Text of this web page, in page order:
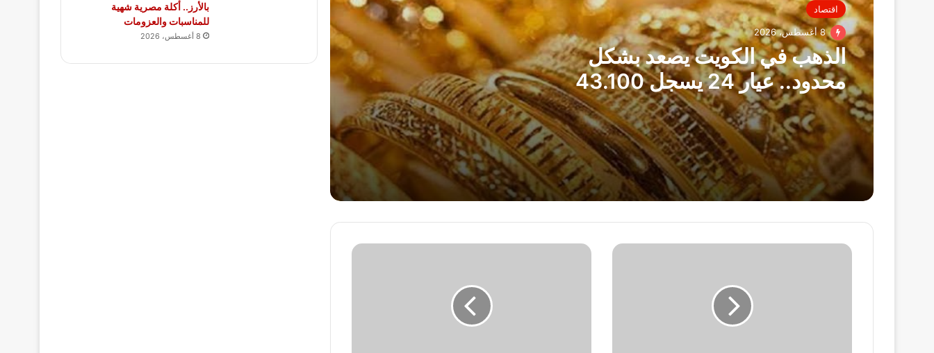
اقتصاد
8 أغسطس، 2026
الذهب في الكويت يصعد بشكل
محدود.. عيار 24 يسجل 43.100
دينار
تيسيرات جديدة للشركات.. تعديلات على
ضوابط التمويل بالعملة الأجنبية
أسعار النفط تتراجع عالميًا.. خام برنت عند
79.07 دولار للبرميل
قفزة جديدة للذهب اليوم.. تعرف على سعر
أغسطس 2026
آخر تحديث لسعر الدولار اليوم الخميس..
تراخيص السيارات تشهد انخفاضًا ملحوظًا
محافظ
نائب
بالأرز.. أكلة مصرية شهية
للمناسبات والعزومات
8 أغسطس، 2026